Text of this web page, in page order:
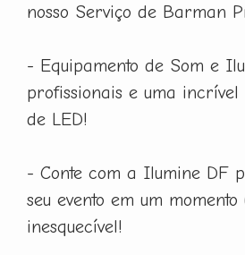
nosso Serviço de Barman
- Equipamento de Som e
profissionais e uma incrível
de LED!
- Conte com a Ilumine DF
seu evento em um
inesquecível!